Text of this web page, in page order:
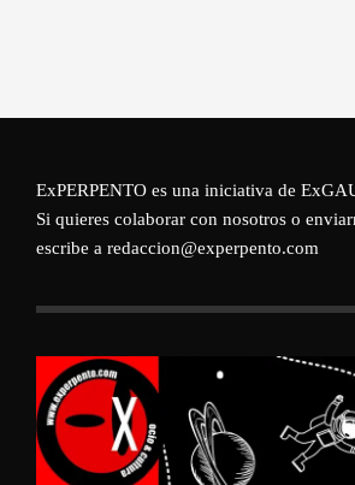
ExPERPENTO es una iniciativa de
Si quieres colaborar con nosotros o
escribe a redaccion@experpento.com